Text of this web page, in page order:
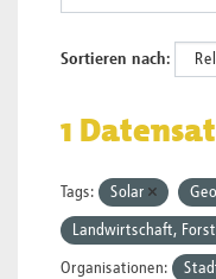
Sortieren nach
1
Tags: Solar
Landwirtschaft,
Organisationen: